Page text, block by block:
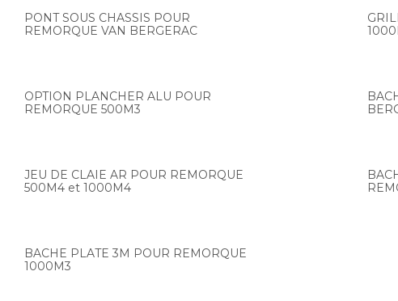
PONT SOUS CHASSIS POUR
REMORQUE VAN BERGERAC
OPTION PLANCHER ALU POUR
REMORQUE 500M3
JEU DE CLAIE AR POUR REMORQUE
500M4 et 1000M4
BACHE PLATE 3M POUR REMORQUE
1000M3